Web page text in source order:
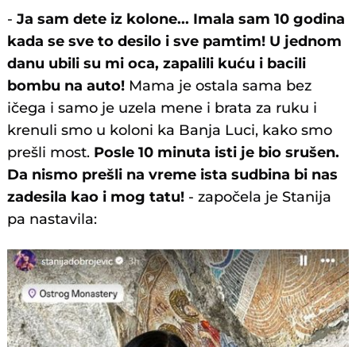
- Ja sam dete iz kolone... Imala sam 10 godina
kada se sve to desilo i sve pamtim! U jednom
danu ubili su mi oca, zapalili kuću i bacili
bombu na auto! Mama je ostala sama bez
ičega i samo je uzela mene i brata za ruku i
krenuli smo u koloni ka Banja Luci, kako smo
prešli most. Posle 10 minuta isti je bio srušen.
Da nismo prešli na vreme ista sudbina bi nas
zadesila kao i mog tatu! - započela je Stanija
pa nastavila: